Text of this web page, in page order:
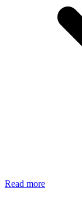
Read more